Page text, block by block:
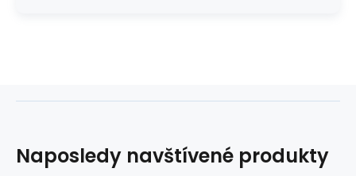
Naposledy navštívené produkty